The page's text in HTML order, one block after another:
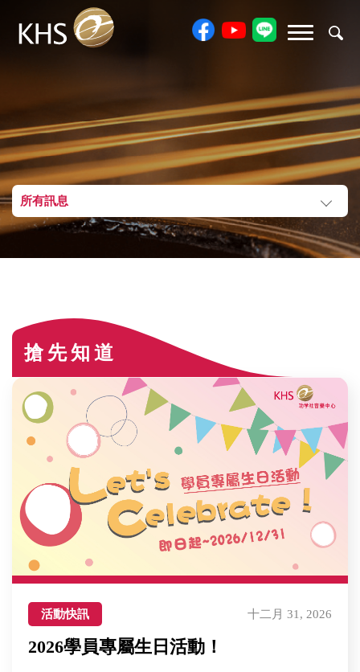
所有訊息
搶先知道
活動快訊 十二月 31, 2026
2026學員專屬生日活動！